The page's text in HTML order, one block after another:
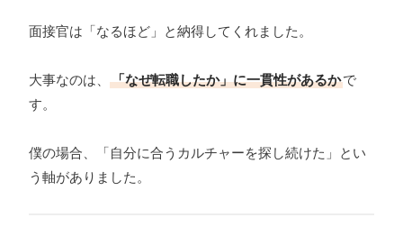
面接官は「なるほど」と納得してくれました。
大事なのは、 「なぜ転職したか」に一貫性があるかで
す。
僕の場合、「自分に合うカルチャーを探し続けた」とい
う軸がありました。